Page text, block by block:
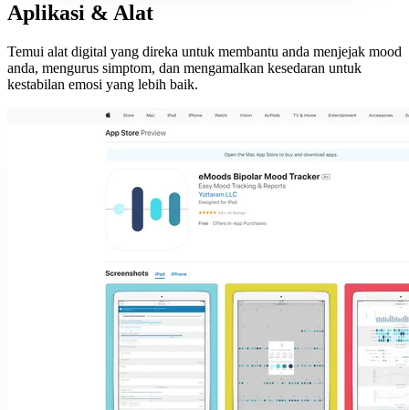
Aplikasi & Alat
Temui alat digital yang direka untuk membantu anda menjejak mood
anda, mengurus simptom, dan mengamalkan kesedaran untuk
kestabilan emosi yang lebih baik.